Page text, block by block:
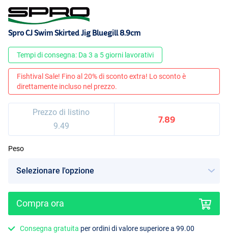
Spro CJ Swim Skirted Jig Bluegill 8.9cm
Tempi di consegna: Da 3 a 5 giorni lavorativi
Fishtival Sale! Fino al 20% di sconto extra! Lo sconto è
direttamente incluso nel prezzo.
Prezzo di listino
9.49
7.89
Peso
Compra ora
Consegna gratuita per ordini di valore superiore a 99.00